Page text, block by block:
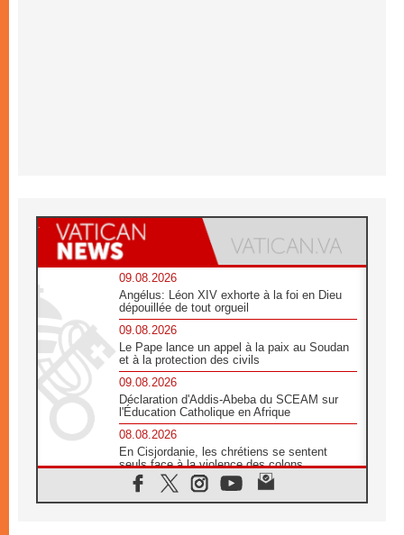
09.08.2026
Angélus: Léon XIV exhorte à la foi en Dieu
dépouillée de tout orgueil
09.08.2026
Le Pape lance un appel à la paix au Soudan
et à la protection des civils
09.08.2026
Déclaration d'Addis-Abeba du SCEAM sur
l'Éducation Catholique en Afrique
08.08.2026
En Cisjordanie, les chrétiens se sentent
seuls face à la violence des colons
08.08.2026
Léon XIV au sanctuaire de Notre Dame du